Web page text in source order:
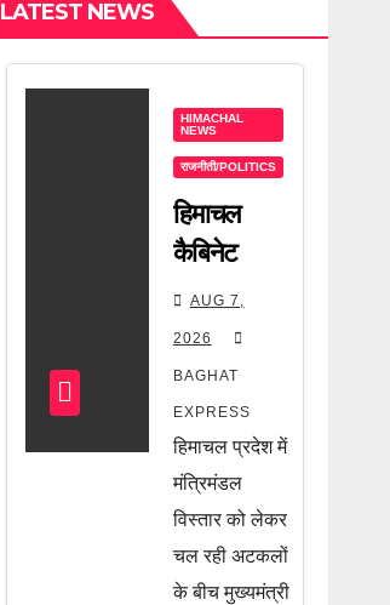
LATEST NEWS
HIMACHAL
NEWS
राजनीती/POLITICS
हिमाचल
कैबिनेट
विस्तार को
लेकर सीएम
सुक्खू का
बड़ा संकेत!
आखिर किसे
मिलेगी मंत्री
की कुर्सी?
जानें पूरी
AUG 7,
2026
BAGHAT
EXPRESS
हिमाचल प्रदेश में
मंत्रिमंडल
विस्तार को लेकर
चल रही अटकलों
के बीच मुख्यमंत्री